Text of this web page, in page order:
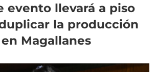
evento llevará a piso
la producción
Magallanes